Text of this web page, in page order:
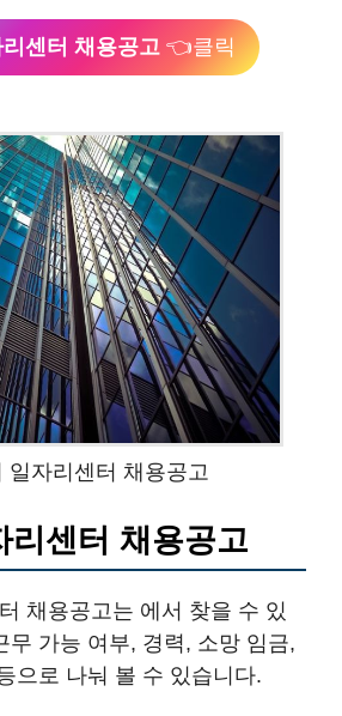
센터 채용공고 👈클릭
일자리센터 채용공고
리센터 채용공고
채용공고는 에서 찾을 수 있
무 가능 여부, 경력, 소망 임금,
으로 나눠 볼 수 있습니다.